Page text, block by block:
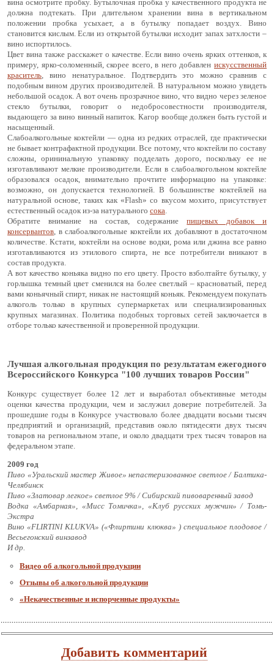
вина осмотрите пробку. Бутылочная пробка у качественного продукта не
должна подтекать. При длительном хранении вина в вертикальном
положении пробка усыхает, а в бутылку попадает воздух. Вино
становится кислым. Если из открытой бутылки исходит запах затхлости –
вино испортилось.
Цвет вина также расскажет о качестве. Если вино очень ярких оттенков, к
примеру, ярко-соломенный, скорее всего, в него добавлен искусственный
краситель, вино ненатуральное. Подтвердить это можно сравнив с
подобным вином других производителей. В натуральном можно увидеть
небольшой осадок. А вот очень прозрачное вино, что видно через зеленое
стекло бутылки, говорит о недобросовестности производителя,
выдающего за вино винный напиток. Кагор вообще должен быть густой и
насыщенный.
Слабоалкогольные коктейли — одна из редких отраслей, где практически
не бывает контрафактной продукции. Все потому, что коктейли по составу
сложны, орининальную упаковку подделать дорого, поскольку ее не
изготавливают мелкие производители. Если в слабоалкогольном коктейле
образовался осадок, внимательно прочтите информацию на упаковке:
возможно, он допускается технологией. В большинстве коктейлей на
натуральной основе, таких как «Flash» со вкусом мохито, присутствует
естественный осадок из-за натурального сока.
Обратите внимание на состав, содержаниепищевых добавок и
консервантов, в слабоалкогольные коктейли их добавляют в достаточном
количестве. Кстати, коктейли на основе водки, рома или джина все равно
изготавливаются из этилового спирта, не все потребители вникают в
состав продукта.
А вот качество коньяка видно по его цвету. Просто взболтайте бутылку, у
горлышка темный цвет сменился на более светлый – красноватый, перед
вами коньячный спирт, никак не настоящий коньяк. Рекомендуем покупать
алкоголь только в крупных супермаркетах или специализированных
крупных магазинах. Политика подобных торговых сетей заключается в
отборе только качественной и проверенной продукции.
Лучшая алкогольная продукция по результатам ежегодного
Всероссийского Конкурса "100 лучших товаров России"
Конкурс существует более 12 лет и выработал объективные методы
оценки качества продукции, чем и заслужил доверие потребителей. За
прошедшие годы в Конкурсе участвовало более двадцати восьми тысяч
предприятий и организаций, представив около пятидесяти двух тысяч
товаров на региональном этапе, и около двадцати трех тысяч товаров на
федеральном этапе.
2009 год
Пиво «Уральский мастер Живое» непастеризованное светлое / Балтика-
Челябинск
Пиво «Златовар легкое» светлое 9% / Сибирский пивоваренный завод
Водка «Амбарная», «Мисс Томичка», «Клуб русских мужчин» / Томь-
Экстра
Вино «FLIRTINI KLUKVA» («Флиртини клюква» ) специальное плодовое /
Весьегонский винзавод
И др.
Видео об алкогольной продукции
Отзывы об алкогольной продукции
«Некачественные и испорченные продукты»
Добавить комментарий